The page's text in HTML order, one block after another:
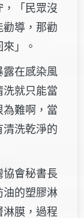
「民眾沒
勸導，那勸
」。
露在感染風
洗就只能當
為難啊，當
清洗乾淨的
協會秘書長
油的塑膠淋
淋膜，過程